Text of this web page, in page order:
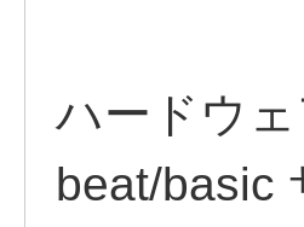
ハードウ
beat/basic